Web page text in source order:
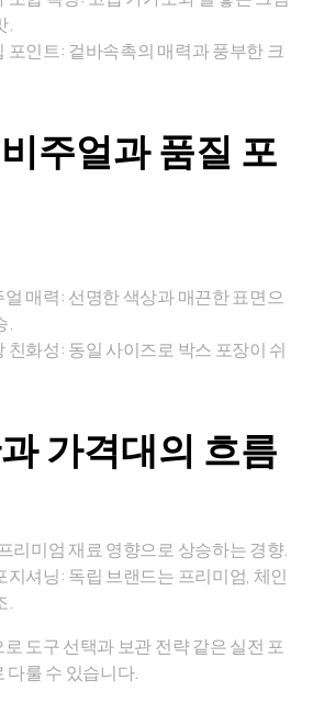
.
포인트: 겉바속촉의 매력과 풍부한 크
주얼과 품질 포
매력: 선명한 색상과 매끈한 표면으
.
친화성: 동일 사이즈로 박스 포장이 쉬
가격대의 흐름
리미엄 재료 영향으로 상승하는 경향.
지셔닝: 독립 브랜드는 프리미엄, 체인
.
도구 선택과 보관 전략 같은 실전 포
다룰 수 있습니다.